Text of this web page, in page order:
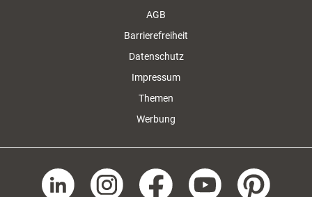
AGB
Barrierefreiheit
Datenschutz
Impressum
Themen
Werbung